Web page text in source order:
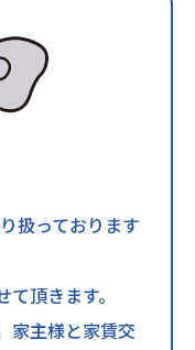
扱っております
頂きます。
家主様と家賃交